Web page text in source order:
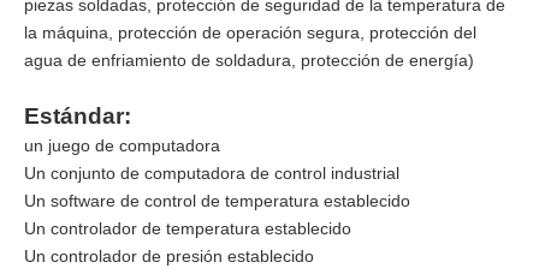
piezas soldadas, protección de seguridad de la temperatura de
la máquina, protección de operación segura, protección del
agua de enfriamiento de soldadura, protección de energía)
Estándar:
un juego de computadora
Un conjunto de computadora de control industrial
Un software de control de temperatura establecido
Un controlador de temperatura establecido
Un controlador de presión establecido